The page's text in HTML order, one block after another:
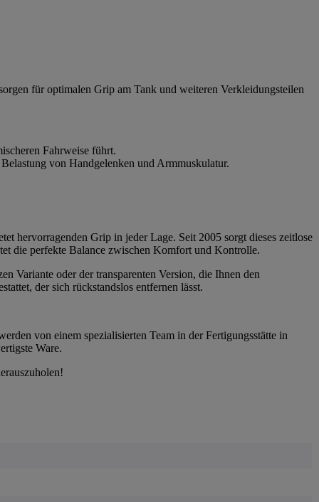
für optimalen Grip am Tank und weiteren Verkleidungsteilen
Fahrweise führt.
von Handgelenken und Armmuskulatur.
hervorragenden Grip in jeder Lage. Seit 2005 sorgt dieses zeitlose
die perfekte Balance zwischen Komfort und Kontrolle.
Variante oder der transparenten Version, die Ihnen den
der sich rückstandslos entfernen lässt.
von einem spezialisierten Team in der Fertigungsstätte in
Ware.